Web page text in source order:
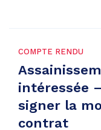
COMPTE RENDU
intéressée
signer la
contrat